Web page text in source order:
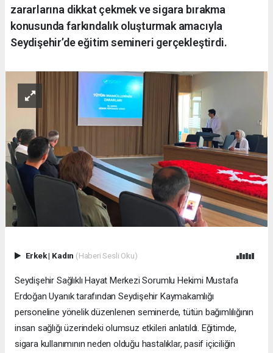
zararlarına dikkat çekmek ve sigara bırakma
konusunda farkındalık oluşturmak amacıyla
Seydişehir’de eğitim semineri gerçekleştirdi.
Erkek| Kadın (Haberi Sesli Oku)
Seydişehir Sağlıklı Hayat Merkezi Sorumlu Hekimi Mustafa
Erdoğan Uyanık tarafından Seydişehir Kaymakamlığı
personeline yönelik düzenlenen seminerde, tütün bağımlılığının
insan sağlığı üzerindeki olumsuz etkileri anlatıldı. Eğitimde,
sigara kullanımının neden olduğu hastalıklar, pasif içiciliğin